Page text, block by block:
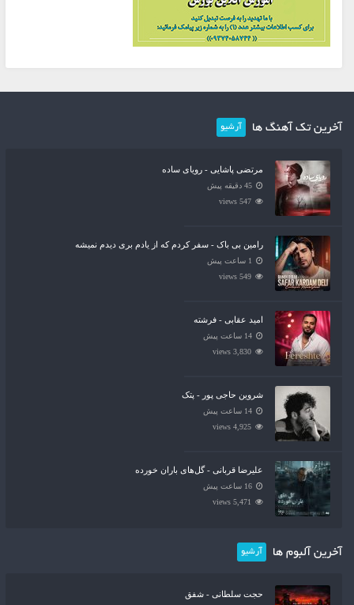
آخرین تک آهنگ ها آرشیو
مرتضی پاشایی - رویای ساده
45 دقیقه پیش
547 views
رامین بی باک - سفر کردم که از یادم بری دیدم نمیشه
1 ساعت پیش
549 views
امید عقابی - فرشته
14 ساعت پیش
3,830 views
شروین حاجی پور - پتک
14 ساعت پیش
4,925 views
علیرضا قربانی - گل‌های باران خورده
16 ساعت پیش
5,471 views
آخرین آلبوم ها آرشیو
حجت سلطانی - شفق